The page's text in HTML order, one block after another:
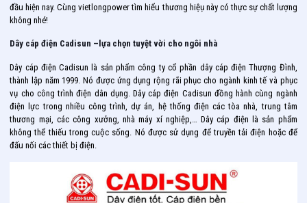
đầu hiện nay. Cùng vietlongpower tìm hiểu thương hiệụ này có thực sự chất lượng
không nhé!
Dây cáp điện Cadisun –lựa chọn tuyệt vời cho ngôi nhà
Dây cáp điện Cadisun là sản phẩm công ty cổ phần dây cáp điện Thượng Đình,
thành lập năm 1999. Nó được ứng dụng rộng rãi phục cho ngành kinh tế và phục
vụ cho công trình điện dân dụng. Dây cáp điện Cadisun đồng hành cùng ngành
điện lực trong nhiều công trình, dự án, hệ thống điện các tòa nhà, trung tâm
thương mại, các công xưởng, nhà máy xí nghiệp,… Dây cáp điện là sản phẩm
không thể thiếu trong cuộc sống. Nó được sử dụng để truyền tải điện hoặc để
đấu nối các thiết bị điện.